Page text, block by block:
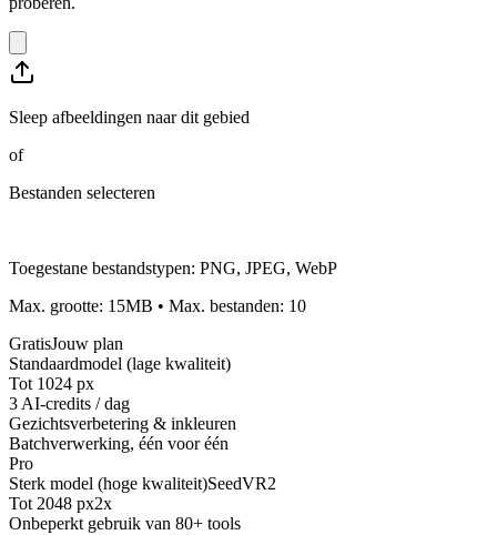
Sleep afbeeldingen naar dit gebied
of
Bestanden selecteren
Toegestane bestandstypen: PNG, JPEG, WebP
Max. grootte: 15MB • Max. bestanden: 10
GratisJouw plan
Standaardmodel (lage kwaliteit)
Tot 1024 px
3 AI-credits / dag
Gezichtsverbetering & inkleuren
Batchverwerking, één voor één
Pro
Sterk model (hoge kwaliteit)SeedVR2
Tot 2048 px2x
Onbeperkt gebruik van 80+ tools